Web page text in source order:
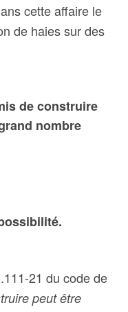
cette affaire le
de haies sur des
de construire
nombre
21 du code de
peut être